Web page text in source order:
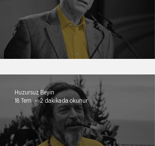
Huzursuz Beyin
18 Tem
2 dakikada okunur